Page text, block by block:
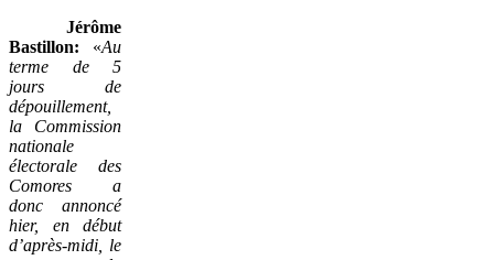
Jérôme
Bastillon: «Au
terme de 5
jours de
dépouillement,
la Commission
nationale
électorale des
Comores a
donc annoncé
hier, en début
d’après-midi, le